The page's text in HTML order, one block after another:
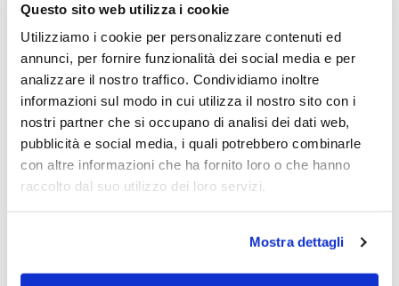
Questo sito web utilizza i cookie
Utilizziamo i cookie per personalizzare contenuti ed
annunci, per fornire funzionalità dei social media e per
analizzare il nostro traffico. Condividiamo inoltre
informazioni sul modo in cui utilizza il nostro sito con i
nostri partner che si occupano di analisi dei dati web,
pubblicità e social media, i quali potrebbero combinarle
con altre informazioni che ha fornito loro o che hanno
raccolto dal suo utilizzo dei loro servizi.
Mostra dettagli
(Im)perfetti
sconosciuti